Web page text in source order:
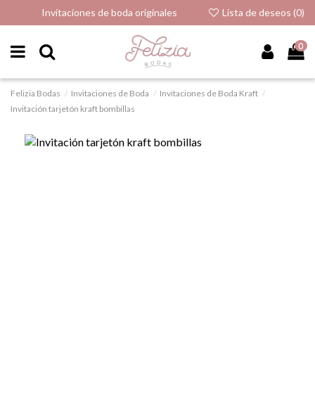
Invitaciones de boda originales Lista de deseos (0)
0
Felizia Bodas Invitaciones de Boda
Invitaciones de Boda Kraft
Invitación tarjetón kraft bombillas